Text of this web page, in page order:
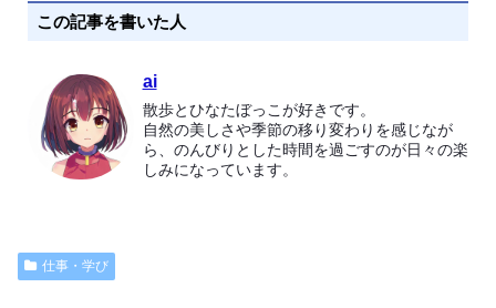
この記事を書いた人
ai
散歩とひなたぼっこが好きです。
自然の美しさや季節の移り変わりを感じなが
ら、のんびりとした時間を過ごすのが日々の楽
しみになっています。
仕事・学び